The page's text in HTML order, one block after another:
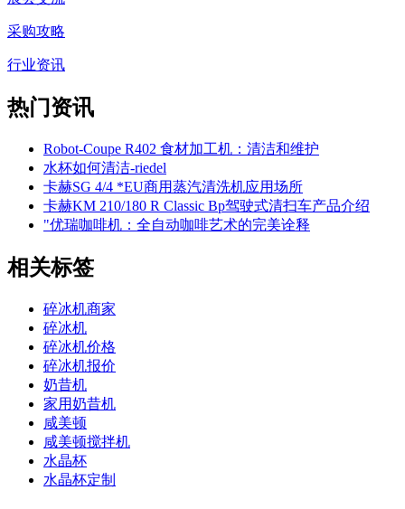
采购攻略
行业资讯
热门资讯
Robot-Coupe R402 食材加工机：清洁和维护
水杯如何清洁-riedel
卡赫SG 4/4 *EU商用蒸汽清洗机应用场所
卡赫KM 210/180 R Classic Bp驾驶式清扫车产品介绍
"优瑞咖啡机：全自动咖啡艺术的完美诠释
相关标签
碎冰机商家
碎冰机
碎冰机价格
碎冰机报价
奶昔机
家用奶昔机
咸美顿
咸美顿搅拌机
水晶杯
水晶杯定制